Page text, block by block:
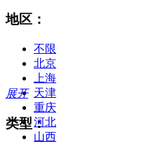
地区：
不限
北京
上海
天津
重庆
河北
山西
展开
类型：